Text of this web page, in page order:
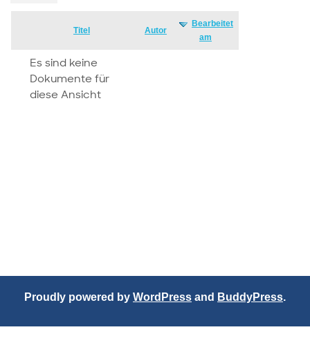
Titel Autor
Bearbeitet
am
Es sind keine
Dokumente für
diese Ansicht
Proudly powered by WordPress and BuddyPress.